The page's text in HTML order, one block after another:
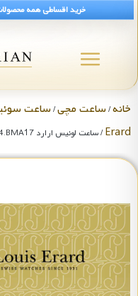
خرید اقساطی همه
خانه/ساعت مچی/ساعت
Erard/ ساعت لوئیس ارارد 20100SE04.BMA17